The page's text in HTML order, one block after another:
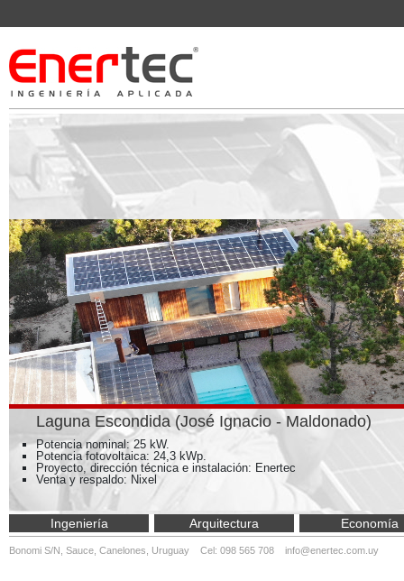
Laguna Escondida (José Ignacio - Maldonado)
Potencia nominal: 25 kW.
Potencia fotovoltaica: 24,3 kWp.
Proyecto, dirección técnica e instalación: Enertec
Venta y respaldo: Nixel
Ingeniería Arquitectura Economía
Bonomi S/N, Sauce, Canelones, Uruguay Cel: 098 565 708 info@enertec.com.uy